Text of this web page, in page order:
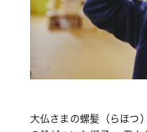
大仏さまの螺髪（らほつ